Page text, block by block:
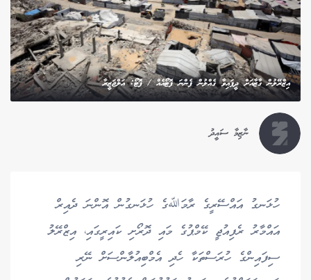
އިޒްރޭލުން ގާޒާއަށް ދީފައިވާ ގެއްލުން ފެންނަ ފޮޓޯއެއް / ފޮޓޯ: އަލްޖަޒީރާ
ނާޒިމާ ސައީދު
ހުޅަނގު އައްސޭރީގެ ރާމަﷲގެ ހުޅަނގުން އޮންނަ ދެއިރް
އައްމާރު ރެފިއުޖީ ކޭމްޕުގެ މައި ދޮރޯށި ކައިރީގައި، އިޒްރޭލު
ސިފައިންގެ ހުރަސްތަކާ ހެދި އެމްބިއުލާންސަށް ނޭރި